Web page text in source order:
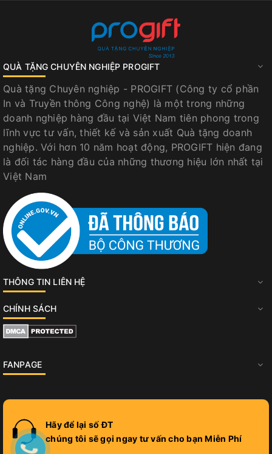
QUÀ TẶNG CHUYÊN NGHIỆP PROGIFT
Quà tặng Chuyên nghiệp - PROGIFT (Công ty cổ phần
In và Truyền thông Công nghệ) là một trong những
doanh nghiệp hàng đầu tại Việt Nam tiên phong trong
lĩnh vực tư vấn, thiết kế và sản xuất Quà tặng doanh
nghiệp. Với hơn 10 năm hoạt động, PROGIFT hiện đang
là đối tác hàng đầu của những thương hiệu lớn nhất tại
Việt Nam
THÔNG TIN LIÊN HỆ
CHÍNH SÁCH
FANPAGE
Hãy để lại số ĐT
chúng tôi sẽ gọi ngay tư vấn cho bạn Miễn Phí